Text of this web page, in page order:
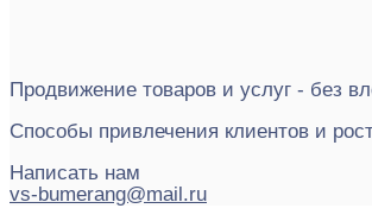
Продвижение товаров и услуг - без
Способы привлечения клиентов и
Написать нам
vs-bumerang@mail.ru